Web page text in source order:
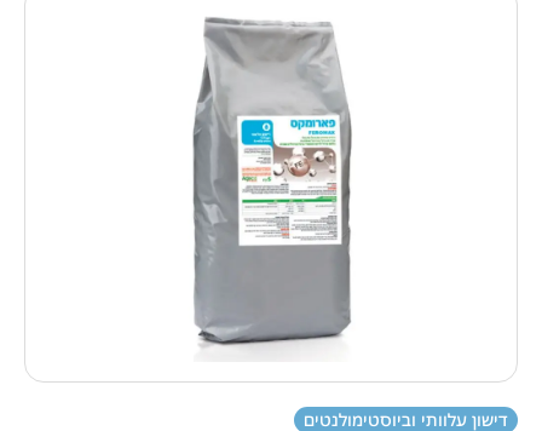
קוטלי עשבים
קוטלי מחלות
קוטלי חרקים
מווסתי צמיחה
דישון עלוותי וביוסטימולנטים
זרעים
דישון עלוותי וביוסטימולנטים